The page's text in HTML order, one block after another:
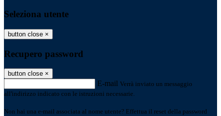
Seleziona utente
button close ×
Recupero password
button close ×
E-mail Verrà inviato un messaggio
all'indirizzo indicato con le istruzioni necessarie.
Non hai una e-mail associata al nome utente? Effettua il reset della password